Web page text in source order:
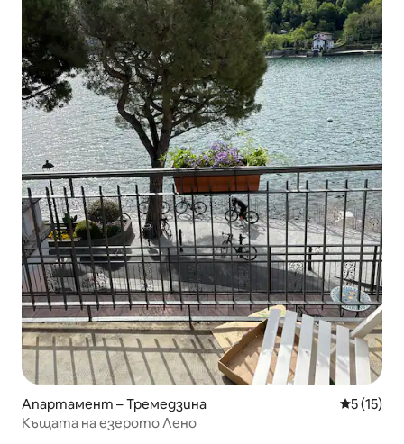
Апартамент – Тремедзина Средна
5 (15)
Къщата на езерото Лено